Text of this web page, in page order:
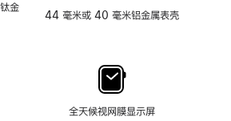
金
44 毫米或 40 毫米铝金属表壳
全天候视网膜显示屏